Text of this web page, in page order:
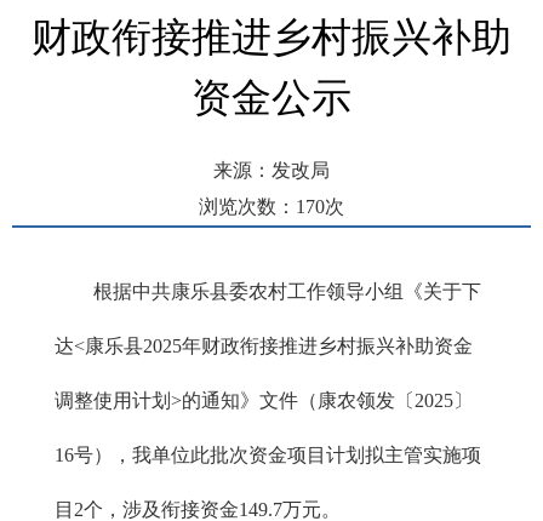
财政衔接推进乡村振兴补助
资金公示
来源：发改局
浏览次数： 170次
根据中共康乐县委农村工作领导小组《关于下
达<康乐县2025年财政衔接推进乡村振兴补助资金
调整使用计划>的通知》文件（康农领发〔2025〕
16号），我单位此批次资金项目计划拟主管实施项
目2个，涉及衔接资金149.7万元。